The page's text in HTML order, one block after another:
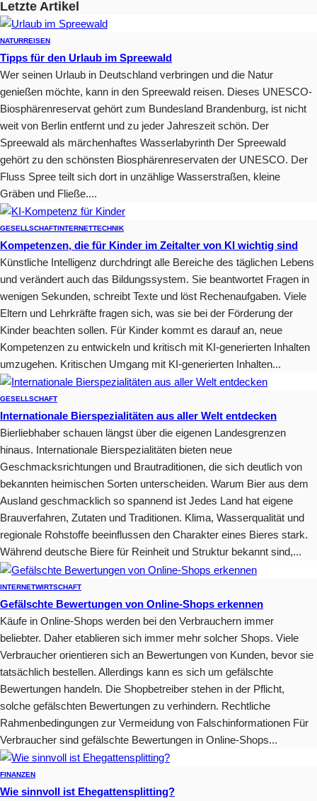
Letzte Artikel
NATURREISEN
Tipps für den Urlaub im Spreewald
Wer seinen Urlaub in Deutschland verbringen und die Natur
genießen möchte, kann in den Spreewald reisen. Dieses UNESCO-
Biosphärenreservat gehört zum Bundesland Brandenburg, ist nicht
weit von Berlin entfernt und zu jeder Jahreszeit schön. Der
Spreewald als märchenhaftes Wasserlabyrinth Der Spreewald
gehört zu den schönsten Biosphärenreservaten der UNESCO. Der
Fluss Spree teilt sich dort in unzählige Wasserstraßen, kleine
Gräben und Fließe....
GESELLSCHAFT INTERNETTECHNIK
Kompetenzen, die für Kinder im Zeitalter von KI wichtig sind
Künstliche Intelligenz durchdringt alle Bereiche des täglichen Lebens
und verändert auch das Bildungssystem. Sie beantwortet Fragen in
wenigen Sekunden, schreibt Texte und löst Rechenaufgaben. Viele
Eltern und Lehrkräfte fragen sich, was sie bei der Förderung der
Kinder beachten sollen. Für Kinder kommt es darauf an, neue
Kompetenzen zu entwickeln und kritisch mit KI-generierten Inhalten
umzugehen. Kritischen Umgang mit KI-generierten Inhalten...
GESELLSCHAFT
Internationale Bierspezialitäten aus aller Welt entdecken
Bierliebhaber schauen längst über die eigenen Landesgrenzen
hinaus. Internationale Bierspezialitäten bieten neue
Geschmacksrichtungen und Brautraditionen, die sich deutlich von
bekannten heimischen Sorten unterscheiden. Warum Bier aus dem
Ausland geschmacklich so spannend ist Jedes Land hat eigene
Brauverfahren, Zutaten und Traditionen. Klima, Wasserqualität und
regionale Rohstoffe beeinflussen den Charakter eines Bieres stark.
Während deutsche Biere für Reinheit und Struktur bekannt sind,...
INTERNETWIRTSCHAFT
Gefälschte Bewertungen von Online-Shops erkennen
Käufe in Online-Shops werden bei den Verbrauchern immer
beliebter. Daher etablieren sich immer mehr solcher Shops. Viele
Verbraucher orientieren sich an Bewertungen von Kunden, bevor sie
tatsächlich bestellen. Allerdings kann es sich um gefälschte
Bewertungen handeln. Die Shopbetreiber stehen in der Pflicht,
solche gefälschten Bewertungen zu verhindern. Rechtliche
Rahmenbedingungen zur Vermeidung von Falschinformationen Für
Verbraucher sind gefälschte Bewertungen in Online-Shops...
FINANZEN
Wie sinnvoll ist Ehegattensplitting?